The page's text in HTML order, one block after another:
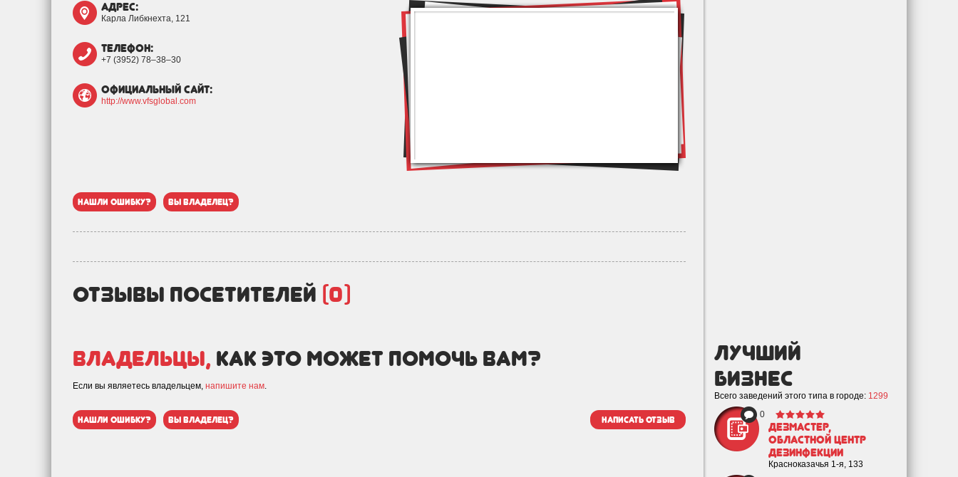
лучший
Бизнес
Всего заведений этого типа в городе: 1299
0
ДезМастер,
областной центр
дезинфекции
Красноказачья 1-я, 133
адрес:
Карла Либкнехта, 121
телефон:
+7 (3952) 78‒38‒30
официальный сайт:
http://www.vfsglobal.com
нашли ошибку? вы владелец?
отзывы посетителей (0)
Владельцы, как это может помочь вам?
Если вы являетесь владельцем, напишите нам.
нашли ошибку? вы владелец? написать отзыв